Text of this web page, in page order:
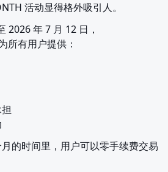
活动显得格外吸引人。
2026 年 7 月 12 日，
有用户提供：
的时间里，用户可以零手续费交易